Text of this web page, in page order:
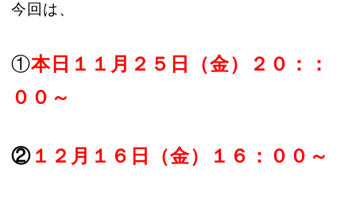
今回は、
①本日１１月２５日（金）２０：：
００～
②１２月１６日（金）１６：００～